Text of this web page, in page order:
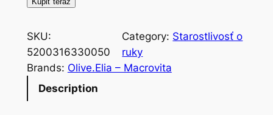
SKU:
5200316330050
Category: Starostlivosť o
ruky
Brands: Olive.Elia – Macrovita
Description